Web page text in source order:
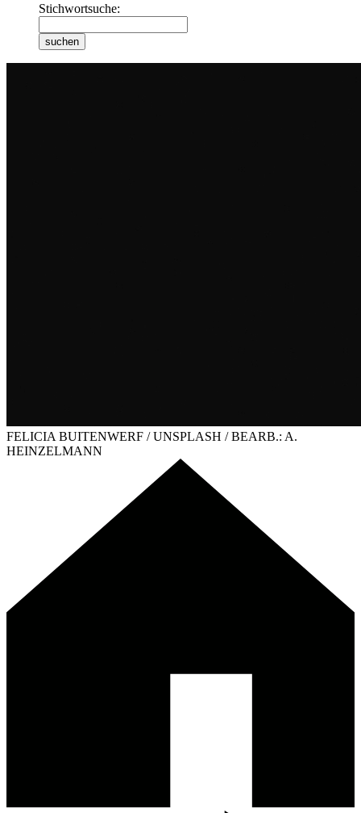
Stichwortsuche:
FELICIA BUITENWERF / UNSPLASH / BEARB.: A.
HEINZELMANN